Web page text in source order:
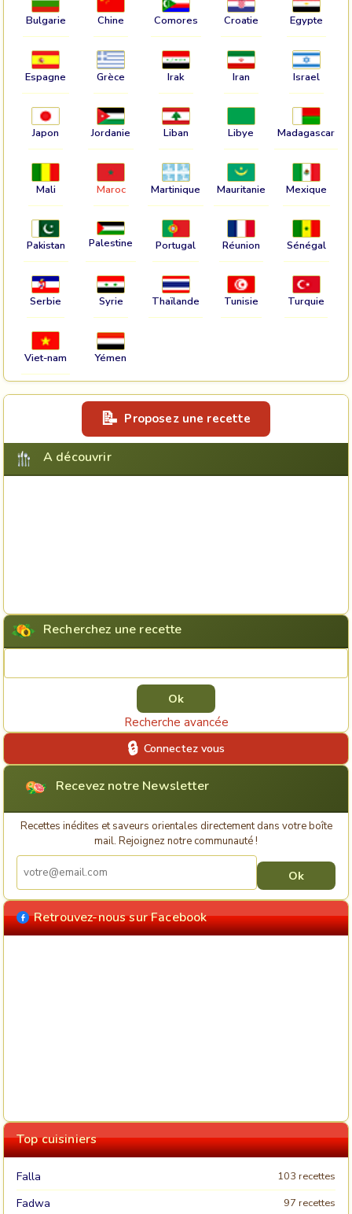
Bulgarie Chine Comores Croatie Egypte
Espagne Grèce Irak Iran Israel
Japon Jordanie Liban Libye Madagascar
Mali Maroc Martinique Mauritanie Mexique
Pakistan Palestine Portugal Réunion Sénégal
Serbie Syrie Thaïlande Tunisie Turquie
Viet-nam Yémen
Proposez une recette
A découvrir
Recherchez une recette
Recherche avancée
Connectez vous
Recevez notre Newsletter
Recettes inédites et saveurs orientales directement dans votre boîte
mail. Rejoignez notre communauté !
Retrouvez-nous sur Facebook
Top cuisiniers
Falla 103 recettes
Fadwa 97 recettes